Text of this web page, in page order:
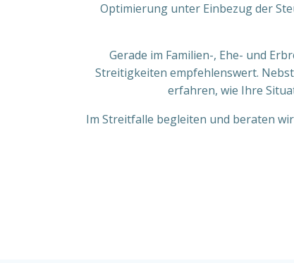
Optimierung unter Einbezug der
Gerade im Familien-, Ehe- und
Streitigkeiten empfehlenswert.
erfahren, wie Ihre
Im Streitfalle begleiten und beraten